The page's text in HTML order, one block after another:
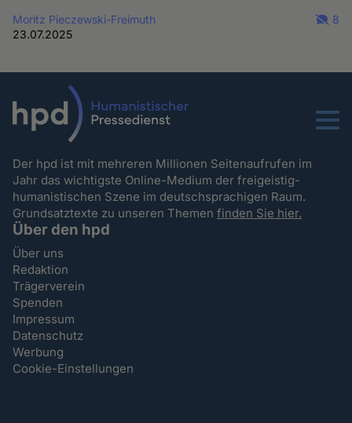
Moritz Pieczewski-Freimuth
23.07.2025
8
Menu
Der hpd ist mit mehreren Millionen Seitenaufrufen im
Jahr das wichtigste Online-Medium der freigeistig-
humanistischen Szene im deutschsprachigen Raum.
Grundsatztexte zu unseren Themenfinden Sie hier.
Über den hpd
Über uns
Redaktion
Trägerverein
Spenden
Impressum
Datenschutz
Werbung
Cookie-Einstellungen